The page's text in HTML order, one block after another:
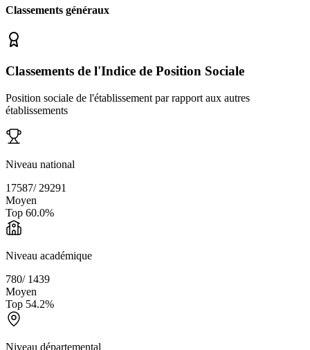
Classements généraux
Classements de l'Indice de Position Sociale
Position sociale de l'établissement par rapport aux autres
établissements
Niveau national
17587/ 29291
Moyen
Top 60.0%
Niveau académique
780/ 1439
Moyen
Top 54.2%
Niveau départemental